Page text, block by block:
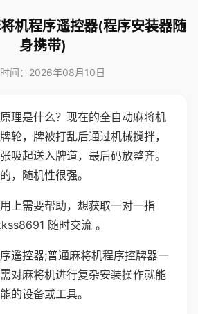
机程序遥控器(程序安装器随
身携带)
间：2026年08月10日
理是什么？现在的全自动麻将机
轮，牌被打乱后通过机械搅拌，
吸起送入牌道，最后码放整齐。
，随机性很强。
上需要帮助，想获取一对一指
随时交流 。
遥控器;普通麻将机程序控牌器一
对麻将机进行复杂安装操作就能
的设备或工具。